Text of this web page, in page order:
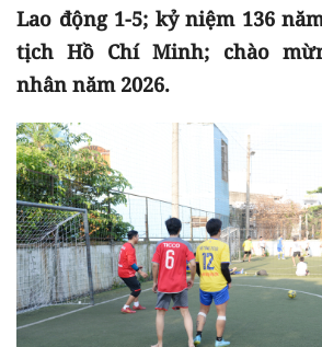
Lao động 1-5; kỷ niệm 136
tịch Hồ Chí Minh; chào
nhân năm 2026.